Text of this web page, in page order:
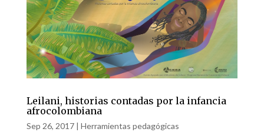
Leilani, historias contadas por la infancia
afrocolombiana
Sep 26, 2017| Herramientas pedagógicas